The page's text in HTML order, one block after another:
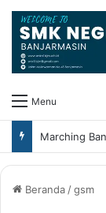
Menu
Beranda/gsm